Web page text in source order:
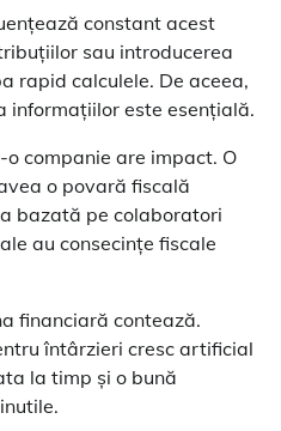
constant acest
sau introducerea
rapid calculele. De aceea,
informațiilor este esențială.
companie are impact. O
o povară fiscală
bazată pe colaboratori
au consecințe fiscale
financiară contează.
întârzieri cresc artificial
la timp și o bună